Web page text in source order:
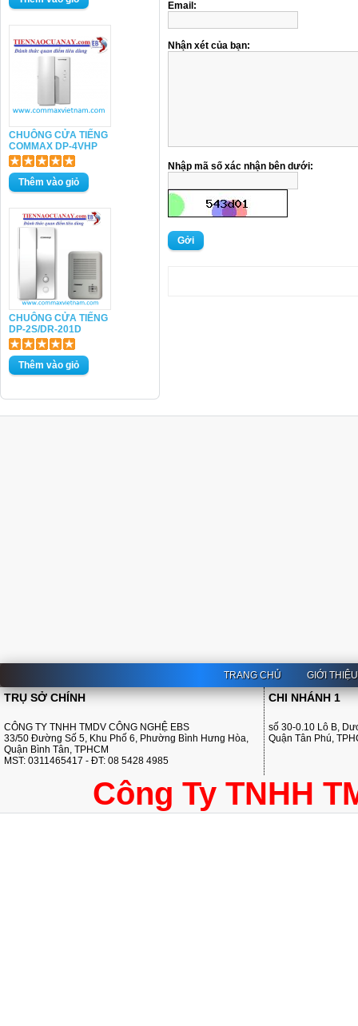
CHUÔNG CỬA TIẾNG
COMMAX DP-4VHP
CHUÔNG CỬA TIẾNG
DP-2S/DR-201D
Email:
Nhận xét của bạn:
Nhập mã số xác nhận bên dưới:
Gởi
TRANG CHỦ GIỚI THIỆU
TRỤ SỞ CHÍNH
CÔNG TY TNHH TMDV CÔNG NGHỆ EBS
33/50 Đường Số 5, Khu Phố 6, Phường Bình Hưng Hòa,
Quận Bình Tân, TPHCM
MST: 0311465417 - ĐT: 08 5428 4985
CHI NHÁNH 1
số 30-0.10 Lô B,
Quận Tân Phú,
Công Ty TNHH